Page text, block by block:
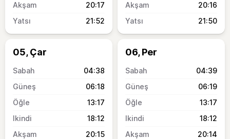
20:17
21:52
20:16
21:50
05, Çar
04:38
06:18
13:17
18:12
20:15
06, Per
04:39
06:19
13:17
18:12
20:14